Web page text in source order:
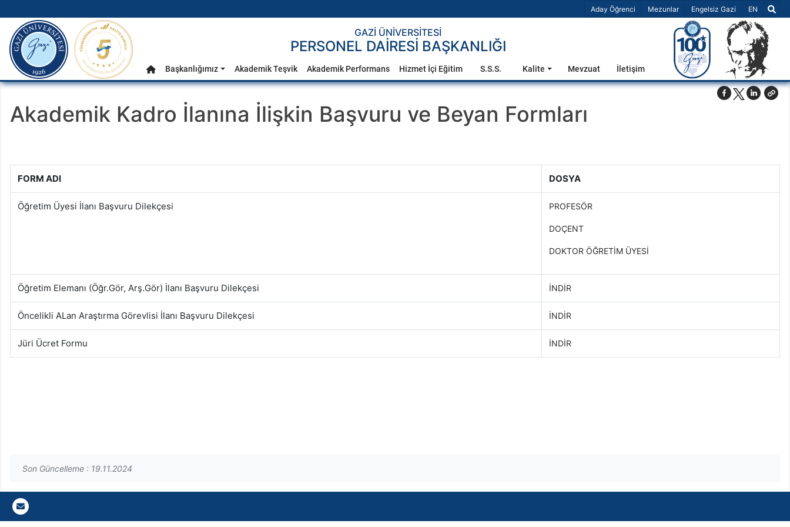
Aday Öğrenci Mezunlar Engelsiz Gazi Dil Seçiniz
EN
Ana Menü
gazi.edu.tr
GAZİ ÜNİVERSİTESİ
PERSONEL DAİRESİ BAŞKANLIĞI
Anasayfa
Başkanlığımız Akademik Teşvik Akademik Performans Hizmet İçi Eğitim S.S.S. Kalite Mevzuat İletişim
Akademik Kadro İlanına İlişkin Başvuru ve Beyan Formları
FORM ADI DOSYA
Öğretim Üyesi İlanı Başvuru Dilekçesi PROFESÖR
DOÇENT
DOKTOR ÖĞRETİM ÜYESİ
Öğretim Elemanı (Öğr.Gör, Arş.Gör) İlanı Başvuru Dilekçesi İNDİR
Öncelikli ALan Araştırma Görevlisi İlanı Başvuru Dilekçesi İNDİR
Jüri Ücret Formu İNDİR
Son Güncelleme : 19.11.2024
Gazi E-Mail